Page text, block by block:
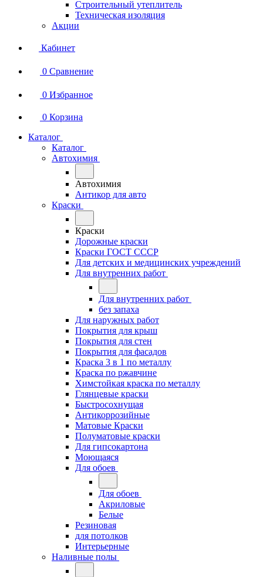
Строительный утеплитель
Техническая изоляция
Акции
Кабинет
0 Сравнение
0 Избранное
0 Корзина
Каталог
Каталог
Автохимия
Автохимия
Антикор для авто
Краски
Краски
Дорожные краски
Краски ГОСТ СССР
Для детских и медицинских учреждений
Для внутренних работ
Для внутренних работ
без запаха
Для наружных работ
Покрытия для крыш
Покрытия для стен
Покрытия для фасадов
Краска 3 в 1 по металлу
Краска по ржавчине
Химстойкая краска по металлу
Глянцевые краски
Быстросохнущая
Антикоррозийные
Матовые Краски
Полуматовые краски
Для гипсокартона
Моющаяся
Для обоев
Для обоев
Акриловые
Белые
Резиновая
для потолков
Интерьерные
Наливные полы